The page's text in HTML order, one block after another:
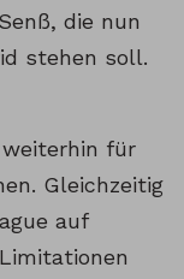
die nun
stehen soll.
weiterhin für
Gleichzeitig
auf